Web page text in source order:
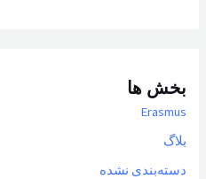
بخش ها
Erasmus
بلاگ
دسته‌بندی نشده